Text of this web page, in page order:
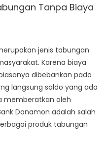
Tanpa Biaya
jenis tabungan
Karena biaya
dibebankan pada
langsung saldo yang ada
memberatkan oleh
Danamon adalah salah
produk tabungan